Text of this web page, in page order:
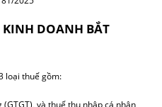
phải chuyển sang kê khai hoặc
181/2025
KINH DOANH BẮT